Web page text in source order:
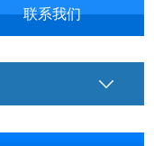
联系我们